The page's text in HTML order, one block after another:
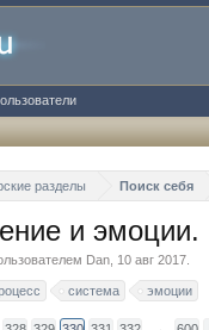
разделы Поиск себя
и эмоции.
Dan 10 авг 2017
система эмоции